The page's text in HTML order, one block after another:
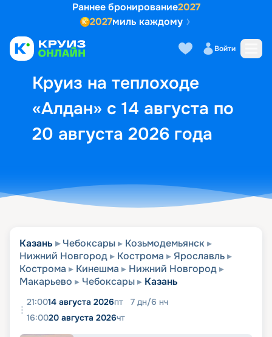
Раннее бронирование2027
2027миль каждому
Войти
Круиз на теплоходе
«Алдан» с 14 августа по
20 августа 2026 года
Выбор кают Маршрут и
Казань Чебоксары
Козьмодемьянск
Нижний Новгород
Кострома
Ярославль
Кострома
Кинешма
Нижний Новгород
Макарьево
Чебоксары Казань
21:0014 августа 2026пт 7 дн/6 нч
16:0020 августа 2026чт